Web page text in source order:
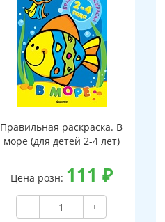
Правильная раскраска. В
море (для детей 2-4 лет)
Цена розн: 111 ₽
−
+